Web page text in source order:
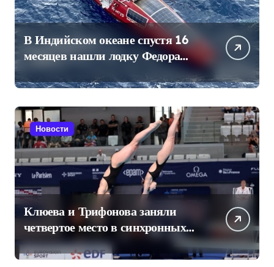
В Индийском океане спустя 16
месяцев нашли лодку Федора
Конюхова
Новости
Клюева и Трифонова заняли
четвертое место в синхронных
прыжках в воду на чемпионате
Европы